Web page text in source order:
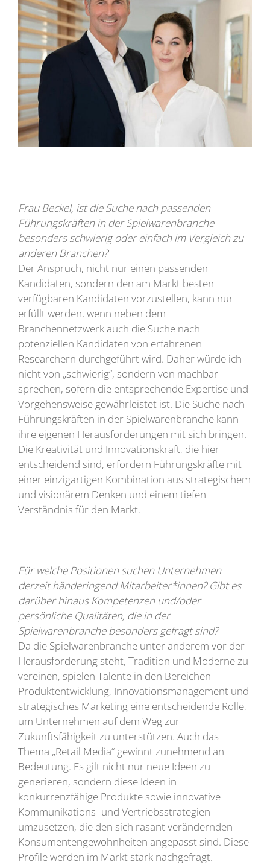
Frau Beckel, ist die Suche nach passenden
Führungskräften in der Spielwarenbranche
besonders schwierig oder einfach im Vergleich zu
anderen Branchen?
Der Anspruch, nicht nur einen passenden
Kandidaten, sondern den am Markt besten
verfügbaren Kandidaten vorzustellen, kann nur
erfüllt werden, wenn neben dem
Branchennetzwerk auch die Suche nach
potenziellen Kandidaten von erfahrenen
Researchern durchgeführt wird. Daher würde ich
nicht von „schwierig“, sondern von machbar
sprechen, sofern die entsprechende Expertise und
Vorgehensweise gewährleistet ist. Die Suche nach
Führungskräften in der Spielwarenbranche kann
ihre eigenen Herausforderungen mit sich bringen.
Die Kreativität und Innovationskraft, die hier
entscheidend sind, erfordern Führungskräfte mit
einer einzigartigen Kombination aus strategischem
und visionärem Denken und einem tiefen
Verständnis für den Markt.
Für welche Positionen suchen Unternehmen
derzeit händeringend Mitarbeiter*innen? Gibt es
darüber hinaus Kompetenzen und/oder
persönliche Qualitäten, die in der
Spielwarenbranche besonders gefragt sind?
Da die Spielwarenbranche unter anderem vor der
Herausforderung steht, Tradition und Moderne zu
vereinen, spielen Talente in den Bereichen
Produktentwicklung, Innovationsmanagement und
strategisches Marketing eine entscheidende Rolle,
um Unternehmen auf dem Weg zur
Zukunftsfähigkeit zu unterstützen. Auch das
Thema „Retail Media“ gewinnt zunehmend an
Bedeutung. Es gilt nicht nur neue Ideen zu
generieren, sondern diese Ideen in
konkurrenzfähige Produkte sowie innovative
Kommunikations- und Vertriebsstrategien
umzusetzen, die den sich rasant verändernden
Konsumentengewohnheiten angepasst sind. Diese
Profile werden im Markt stark nachgefragt.